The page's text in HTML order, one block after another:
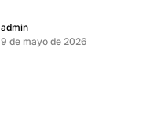
admin
9 de mayo de 2026